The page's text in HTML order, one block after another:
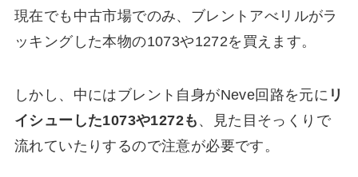
現在でも中古市場でのみ、ブレントアべリルがラ
ッキングした本物の1073や1272を買えます。
しかし、中にはブレント自身がNeve回路を元に リ
イシューした1073や1272も 、
見た目そっくりで
流れていたりするので注意が必要です。